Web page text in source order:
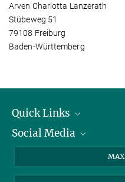
Arven Charlotta Lanzerath
Stübeweg 51
79108 Freiburg
Baden-Württemberg
Quick Links
Forschungsgruppen
Social Media